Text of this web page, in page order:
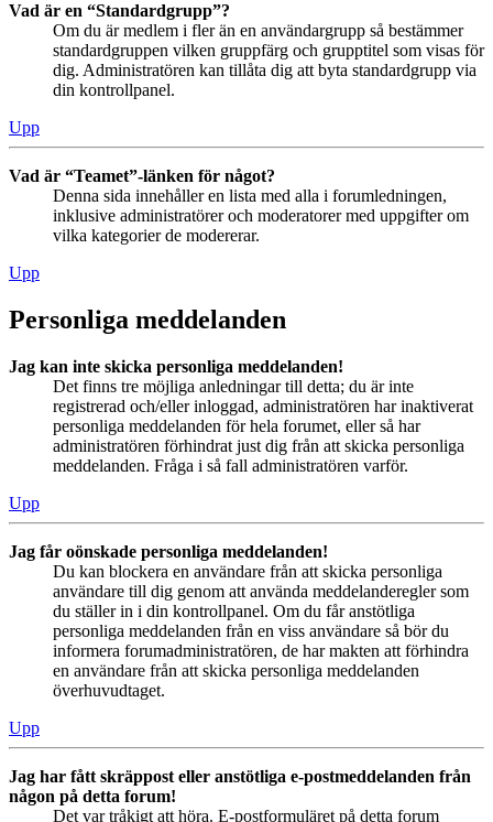
Vad är en “Standardgrupp”?
Om du är medlem i fler än en användargrupp så bestämmer
standardgruppen vilken gruppfärg och grupptitel som visas för
dig. Administratören kan tillåta dig att byta standardgrupp via
din kontrollpanel.
Upp
Vad är “Teamet”-länken för något?
Denna sida innehåller en lista med alla i forumledningen,
inklusive administratörer och moderatorer med uppgifter om
vilka kategorier de modererar.
Upp
Personliga meddelanden
Jag kan inte skicka personliga meddelanden!
Det finns tre möjliga anledningar till detta; du är inte
registrerad och/eller inloggad, administratören har inaktiverat
personliga meddelanden för hela forumet, eller så har
administratören förhindrat just dig från att skicka personliga
meddelanden. Fråga i så fall administratören varför.
Upp
Jag får oönskade personliga meddelanden!
Du kan blockera en användare från att skicka personliga
användare till dig genom att använda meddelanderegler som
du ställer in i din kontrollpanel. Om du får anstötliga
personliga meddelanden från en viss användare så bör du
informera forumadministratören, de har makten att förhindra
en användare från att skicka personliga meddelanden
överhuvudtaget.
Upp
Jag har fått skräppost eller anstötliga e-postmeddelanden från
någon på detta forum!
Det var tråkigt att höra. E-postformuläret på detta forum